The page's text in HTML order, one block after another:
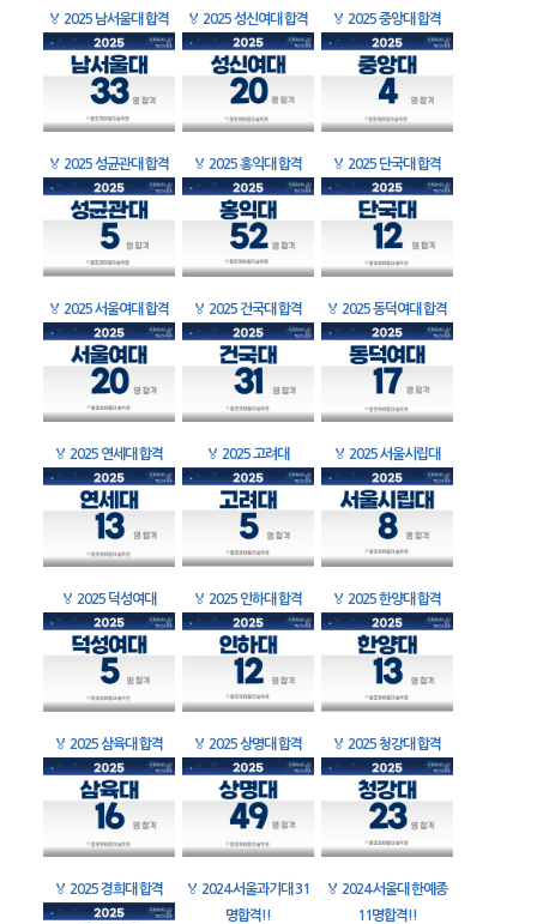
🏅 2025 남서울대 합격 🏅 2025 성신여대 합격 🏅 2025 중앙대 합격
🏅 2025 성균관대 합격 🏅 2025 홍익대 합격 🏅 2025 단국대 합격
🏅 2025 서울여대 합격 🏅 2025 건국대 합격 🏅 2025 동덕여대 합격
🏅 2025 연세대 합격 🏅 2025 고려대 🏅 2025 서울시립대
🏅 2025 덕성여대 🏅 2025 인하대 합격 🏅 2025 한양대 합격
🏅 2025 삼육대 합격 🏅 2025 상명대 합격 🏅 2025 청강대 합격
🏅 2025 경희대 합격 🏅 2024 서울과기대 31
명합격!!
🏅 2024 서울대 한예종
11명합격!!